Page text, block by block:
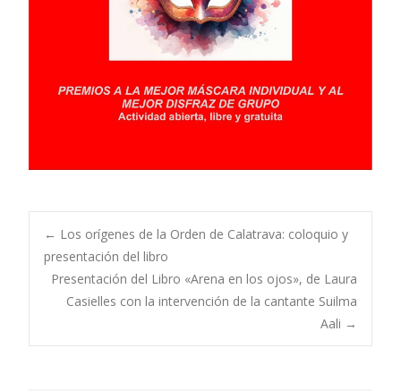
← Los orígenes de la Orden de Calatrava: coloquio y
presentación del libro
Presentación del Libro «Arena en los ojos», de Laura
Casielles con la intervención de la cantante Suilma
Aali →